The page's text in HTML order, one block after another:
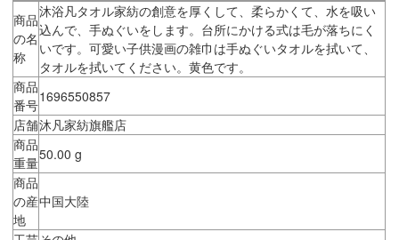
商品
の名
称
沐浴凡タオル家紡の創意を厚くして、柔らかくて、水を吸い
込んで、手ぬぐいをします。台所にかける式は毛が落ちにく
いです。可愛い子供漫画の雑巾は手ぬぐいタオルを拭いて、
タオルを拭いてください。黄色です。
商品
番号1696550857
店舗沐凡家紡旗艦店
商品
重量50.00 g
商品
の産
地
中国大陸